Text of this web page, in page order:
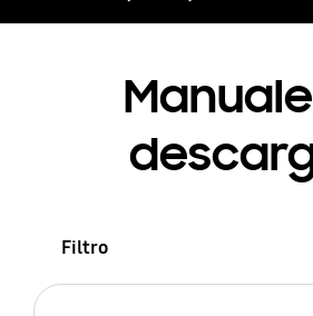
Filtro